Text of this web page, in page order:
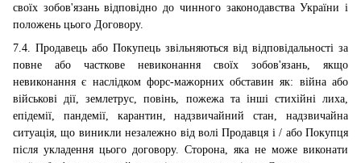
своїх зобов'язань відповідно до чинного законодавства України і
положень цього Договору.
7.4. Продавець або Покупець звільняються від відповідальності за
повне або часткове невиконання своїх зобов'язань, якщо
невиконання є наслідком форс-мажорних обставин як: війна або
військові дії, землетрус, повінь, пожежа та інші стихійні лиха,
епідемії, пандемії, карантин, надзвичайний стан, надзвичайна
ситуація, що виникли незалежно від волі Продавця і / або Покупця
після укладення цього договору. Сторона, яка не може виконати